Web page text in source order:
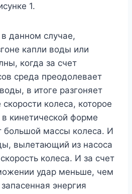
1.
данном случае,
капли воды или
когда за счет
среда преодолевает
в итоге разгоняет
колеса, которое
кинетической форме
большой массы колеса. И
вылетающий из насоса
колеса. И за счет
удар меньше, чем
энергия